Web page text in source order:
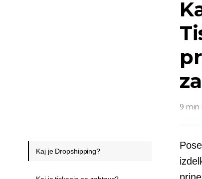
9 min
Kaj je Dropshipping?